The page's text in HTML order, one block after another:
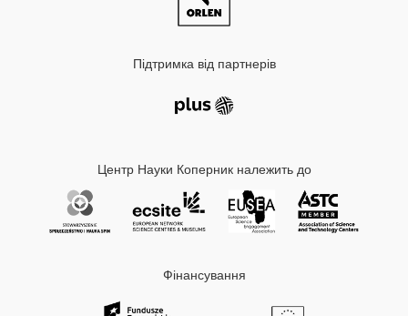
Підтримка від партнерів
Центр Науки Коперник належить до
Фінансування